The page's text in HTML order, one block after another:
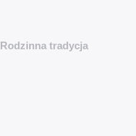
Rodzinna tradycja